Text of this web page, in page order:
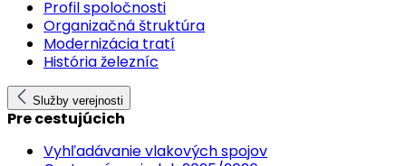
Profil spoločnosti
Organizačná štruktúra
Modernizácia tratí
História železníc
Služby verejnosti
Pre cestujúcich
Vyhľadávanie vlakových spojov